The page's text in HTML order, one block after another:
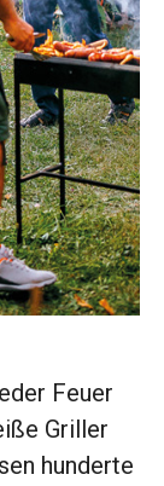
Feuer
Griller
hunderte